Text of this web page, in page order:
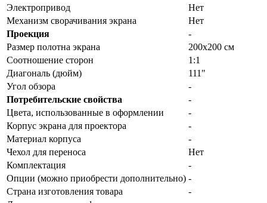
Электропривод
Нет
Механизм сворачивания экрана
Нет
Проекция
-
Размер полотна экрана
200x200 см
Соотношение сторон
1:1
Диагональ (дюйм)
111"
Угол обзора
-
Потребительские свойства
-
Цвета, использованные в оформлении
-
Корпус экрана для проектора
-
Материал корпуса
-
Чехол для переноса
Нет
Комплектация
-
Опции (можно приобрести дополнительно) -
Страна изготовления товара
-